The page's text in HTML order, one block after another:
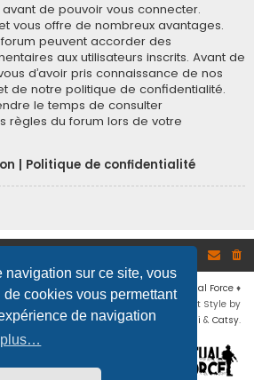
navigation sur ce site, vous
de cookies vous permettant
de navigation
plus…
de pouvoir vous connecter.
vous offre de nombreux avantages.
peuvent accorder des
aux utilisateurs inscrits. Avant de
d’avoir pris connaissance de nos
de notre politique de confidentialité.
le temps de consulter
règles du forum lors de votre
Politique de confidentialité
Software © phpBB Limited ♦ © 2019 Virtual Force ♦
Confidentialité
Flat Style by
Ian Bradley♦ Adapté par Mogwaii & Catsy.